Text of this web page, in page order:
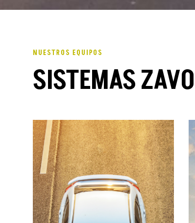
NUESTROS EQUIPOS
SISTEMAS